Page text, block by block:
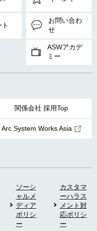
お問い合わ
せ
ASWアカデ
ミー
関係会社 採用Top
Arc System Works Asia
ソーシ
ャルメ
ディア
ポリシ
ー
カスタマ
ーハラス
メント対
応ポリシ
ー